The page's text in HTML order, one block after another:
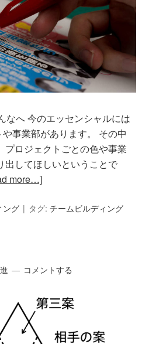
なへ 今のエッセンシャルには
事業部があります。 その中
プロジェクトごとの色や事業
出してほしいということで
more…]
ング タグ:チームビルディング
コメントする